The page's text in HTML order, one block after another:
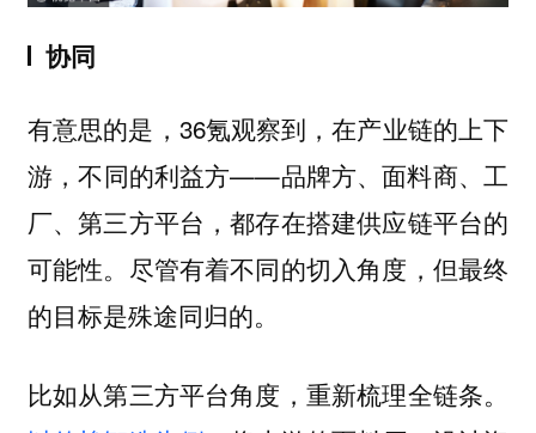
协同
有意思的是，36氪观察到，在产业链的上下
游，不同的利益方——品牌方、面料商、工
厂、第三方平台，都存在搭建供应链平台的
可能性。尽管有着不同的切入角度，但最终
的目标是殊途同归的。
比如从第三方平台角度，重新梳理全链条。